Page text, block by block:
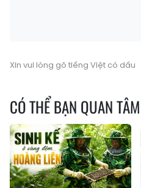
Xin vui lòng gõ tiếng Việt có dấu
CÓ THỂ BẠN QUAN TÂM